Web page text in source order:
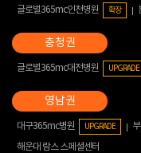
글로벌365mc인천병원 확장
글로벌365mc대전병원 UPGRADE
대구365mc병원 UPGRADE
해운대 람스 스페셜센터